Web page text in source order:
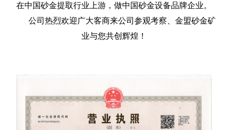
在中国砂金提取行业上游，做中国砂金设备品牌企业。
公司热烈欢迎广大客商来公司参观考察、金盟砂金矿
业与您共创辉煌！